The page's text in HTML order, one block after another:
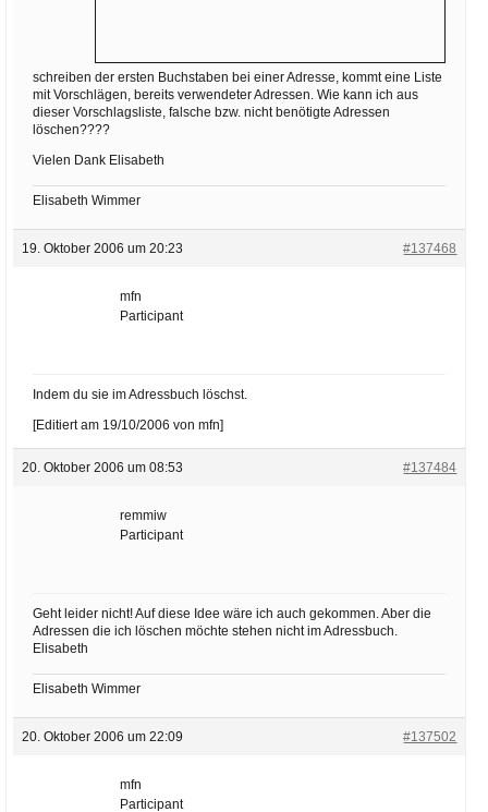
schreiben der ersten Buchstaben bei einer Adresse, kommt eine Liste
mit Vorschlägen, bereits verwendeter Adressen. Wie kann ich aus
dieser Vorschlagsliste, falsche bzw. nicht benötigte Adressen
löschen????
Vielen Dank Elisabeth
Elisabeth Wimmer
19. Oktober 2006 um 20:23 #137468
mfn
Participant
Indem du sie im Adressbuch löschst.
[Editiert am 19/10/2006 von mfn]
20. Oktober 2006 um 08:53 #137484
remmiw
Participant
Geht leider nicht! Auf diese Idee wäre ich auch gekommen. Aber die
Adressen die ich löschen möchte stehen nicht im Adressbuch.
Elisabeth
Elisabeth Wimmer
20. Oktober 2006 um 22:09 #137502
mfn
Participant